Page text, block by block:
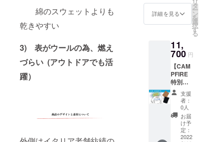
綿のスウェットよりも
乾きやすい
3) 表がウールの為、燃え
づらい (アウトドアでも活
躍）
お選び
くださ
詳細を見る
タ
ー
ン
を
選
択
す
る
11,
700 円
【CAM
PFIRE
特別価
格】
2nd
SHORT
S 一般
販売予
定価格
¥13,000
支援
者：
0人
お届
け予
定：
2022